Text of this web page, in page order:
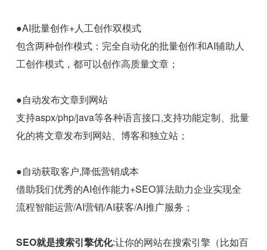
●AI批量创作+人工创作双模式
包含两种创作模式：完全自动化的批量创作和AI辅助人
工创作模式，都可以创作高质量文章；
●自动发布文章到网站
支持aspx/php/java等各种语言接口,支持功能定制、批量
化的将文章发布到网站、博客和独立站；
●自动获取客户,降低营销成本
借助我们优秀的AI创作能力+SEO算法助力企业实现全
流程智能运营/AI营销/AI获客/AI推广服务；
SEO就是搜索引擎优化:让你的网站在搜索引擎（比如百